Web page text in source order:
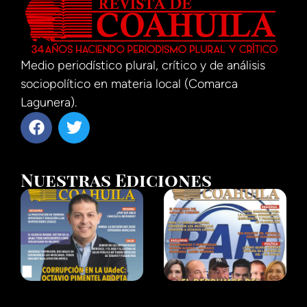
Medio periodístico plural, crítico y de análisis
sociopolítico en materia local (Comarca
Lagunera).
Nuestras Ediciones